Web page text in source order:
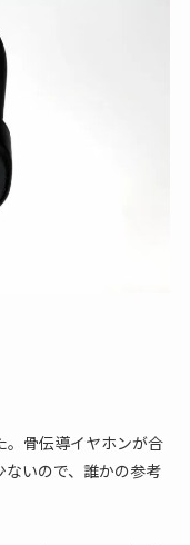
。骨伝導イヤホンが合
いので、誰かの参考